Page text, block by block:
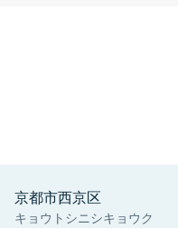
京都市西京区
キョウトシニシキョウク